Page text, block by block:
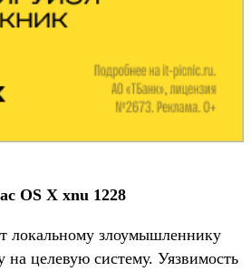
OS X xnu 1228
локальному злоумышленнику
на целевую систему. Уязвимость